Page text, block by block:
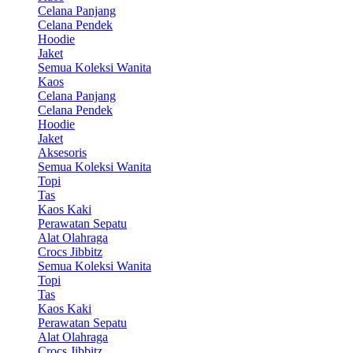
Celana Panjang
Celana Pendek
Hoodie
Jaket
Semua Koleksi Wanita
Kaos
Celana Panjang
Celana Pendek
Hoodie
Jaket
Aksesoris
Semua Koleksi Wanita
Topi
Tas
Kaos Kaki
Perawatan Sepatu
Alat Olahraga
Crocs Jibbitz
Semua Koleksi Wanita
Topi
Tas
Kaos Kaki
Perawatan Sepatu
Alat Olahraga